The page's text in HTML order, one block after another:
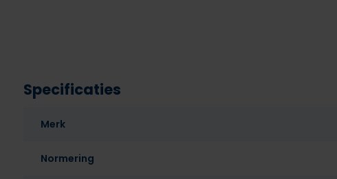
Specificaties
Merk
Normering